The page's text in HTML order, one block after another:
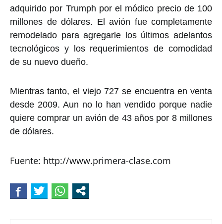
adquirido por Trumph por el módico precio de 100
millones de dólares. El avión fue completamente
remodelado para agregarle los últimos adelantos
tecnológicos y los requerimientos de comodidad
de su nuevo dueño.
Mientras tanto, el viejo 727 se encuentra en venta
desde 2009. Aun no lo han vendido porque nadie
quiere comprar un avión de 43 años por 8 millones
de dólares.
Fuente: http://www.primera-clase.com